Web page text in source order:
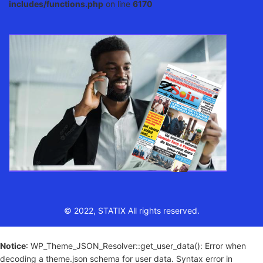
includes/functions.php on line 6170
© 2022, STATIX All rights reserved.
Notice: WP_Theme_JSON_Resolver::get_user_data(): Error when
decoding a theme.json schema for user data. Syntax error in